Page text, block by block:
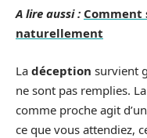
A lire aussi : Comment
naturellement
La déception survient
ne sont pas remplies.
comme proche agit
ce que vous attendiez,